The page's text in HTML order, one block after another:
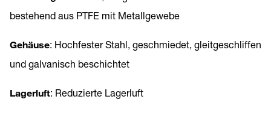
bestehend aus PTFE mit Metallgewebe
Gehäuse: Hochfester Stahl, geschmiedet, gleitgeschliffen
und galvanisch beschichtet
Lagerluft: Reduzierte Lagerluft